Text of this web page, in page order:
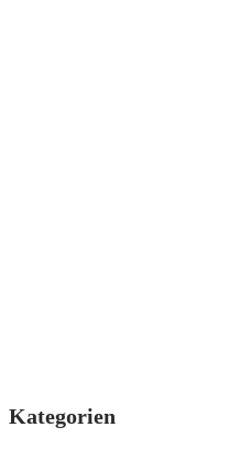
Kategorien